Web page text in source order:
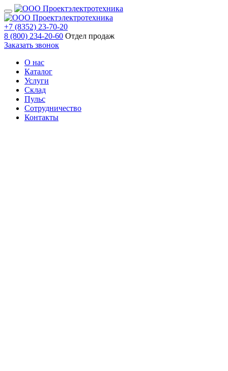
+7 (8352) 23-70-20
8 (800) 234-20-60 Отдел продаж
Заказать звонок
О нас
Каталог
Услуги
Склад
Пульс
Сотрудничество
Контакты